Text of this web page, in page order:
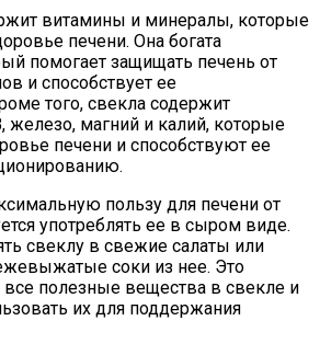
витамины и минералы, которые
печени. Она богата
помогает защищать печень от
и способствует ее
того, свекла содержит
железо, магний и калий, которые
печени и способствуют ее
пользу для печени от
употреблять ее в сыром виде.
свеклу в свежие салаты или
соки из нее. Это
полезные вещества в свекле и
их для поддержания